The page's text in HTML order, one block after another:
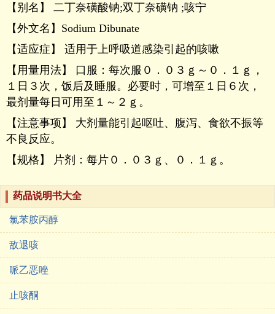
【别名】 二丁奈磺酸钠;双丁奈磺钠 ;咳宁
【外文名】Sodium Dibunate
【适应症】 适用于上呼吸道感染引起的咳嗽
【用量用法】 口服：每次服０．０３ｇ～０．１ｇ，
１日３次，饭后及睡服。必要时，可增至１日６次，
最剂量每日可用至１～２ｇ。
【注意事项】 大剂量能引起呕吐、腹泻、食欲不振等
不良反应。
【规格】 片剂：每片０．０３ｇ、０．１ｇ。
药品说明书大全
氯苯胺丙醇
敌退咳
哌乙恶唑
止咳酮